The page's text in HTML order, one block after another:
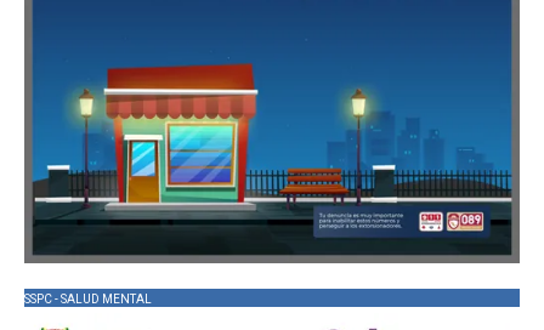
SSPC - SALUD MENTAL